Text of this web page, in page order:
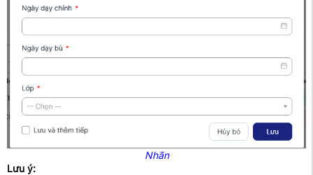
Nhãn
Lưu ý: